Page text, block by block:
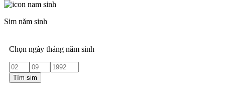
Sim năm sinh
Chọn ngày tháng năm sinh
Tìm sim